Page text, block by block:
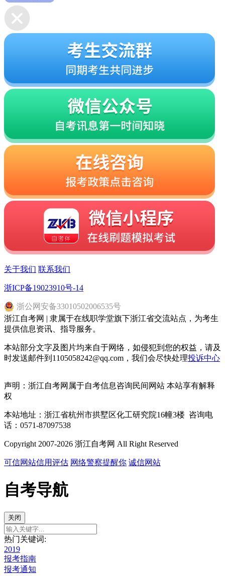
关于我们 联系我们
浙ICP备19023910号-14
浙公网安备33010502006535号
浙江自考网 | 隶属于在线职学堂旗下浙江省交流站点，为考生
提供信息资讯、指导服务。
本站部分文字及图片均来自于网络，如侵犯到您的权益，请及
时发送邮件到1105058242@qq.com，我们会尽快处理投诉中心
声明：浙江自考网属于自考信息咨询民间网站 本站享有解释
权
本站地址：浙江省杭州市拱墅区化工研究院16幢3楼 咨询电
话：0571-87097538
Copyright 2007-2026 浙江自考网 All Right Reserved
可信网站信用评估 网络警察提醒你 诚信网站
自考导航
关闭
热门关键词:
2019
报考指南
报考通知